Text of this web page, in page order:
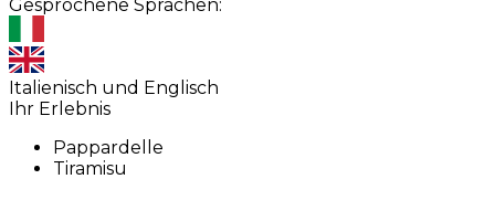
Gesprochene Sprachen:
Italienisch und Englisch
Ihr Erlebnis
Pappardelle
Tiramisu